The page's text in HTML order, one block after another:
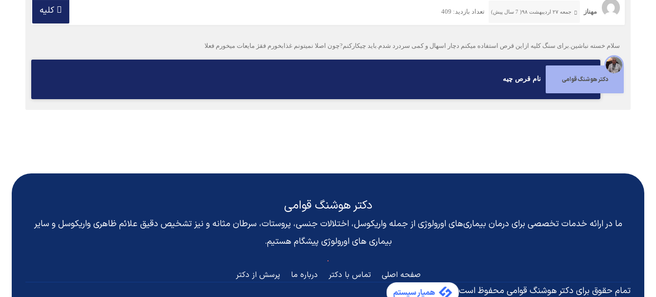
مهناز جمعه ۲۷ اردیبهشت ۹۸( 7 سال پیش) تعداد بازدید: 409 کلیه
سلام خسته نباشین.برای سنگ کلیه ازاین قرص استفاده میکنم دچار اسهال و کمی سردرد شدم.باید چیکارکنم?چون اصلا نمیتونم غذابخورم فقژ مایعات میخورم فعلا
دکتر هوشنگ قوامی نام قرص چيه
دکتر هوشنگ قوامی
ما در ارائه خدمات تخصصی برای درمان بیماری‌های اورولوژی از جمله واریکوسل، اختلالات جنسی، پروستات، سرطان مثانه و نیز تشخیص دقیق علائم ظاهری واریکوسلو سایر
بیماری های اورولوژی پیشگام هستیم.
صفحه اصلی تماس با دکتر درباره ما پرسش از دکتر
تمام حقوق برای دکتر هوشنگ قوامی محفوظ است